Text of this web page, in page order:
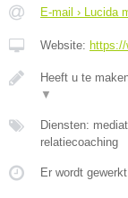
E-mail › Lucida
Website: https://
Heeft u te
▼
Diensten:
relatiecoaching
Er wordt